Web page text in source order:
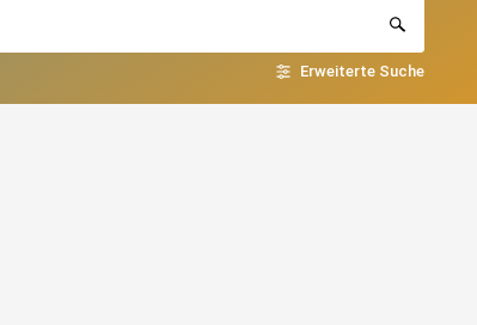
Erweiterte Suche